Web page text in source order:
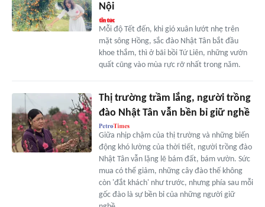
Nội
Mỗi độ Tết đến, khi gió xuân lướt nhẹ trên
mặt sông Hồng, sắc đào Nhật Tân bắt đầu
khoe thắm, thì ở bãi bồi Tứ Liên, những vườn
quất cũng vào mùa rực rỡ nhất trong năm.
Thị trường trầm lắng, người trồng
đào Nhật Tân vẫn bền bỉ giữ nghề
Giữa nhịp chậm của thị trường và những biến
động khó lường của thời tiết, người trồng đào
Nhật Tân vẫn lặng lẽ bám đất, bám vườn. Sức
mua có thể giảm, những cây đào thế không
còn 'đắt khách' như trước, nhưng phía sau mỗi
gốc đào là sự bền bỉ của những người giữ